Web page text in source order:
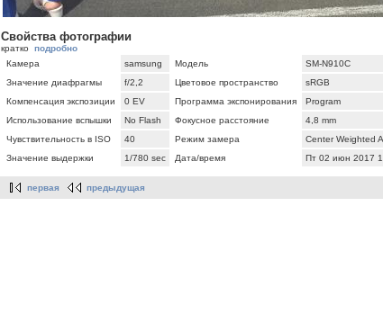
Свойства фотографии
кратко подробно
Камера
samsung Модель
SM-N910C
Значение диафрагмы
f/2,2 Цветовое пространство
sRGB
Компенсация экспозиции
0 EV Программа экспонирования
Program
Использование вспышки
No Flash Фокусное расстояние
4,8 mm
Чувствительность в ISO
40 Режим замера
Center Weighted
Значение выдержки
1/780 sec Дата/время Пт 02 июн 2017
первая предыдущая